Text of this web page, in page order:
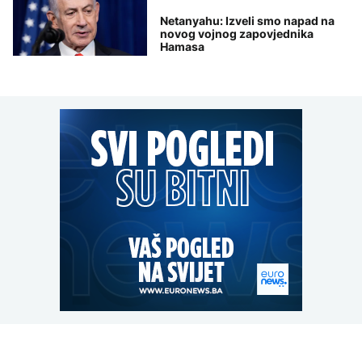
Netanyahu: Izveli smo napad na
novog vojnog zapovjednika
Hamasa